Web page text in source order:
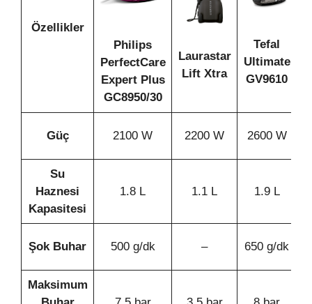
Özellikler
Philips
PerfectCare
Expert Plus
GC8950/30
Laurastar
Lift Xtra
Tefal
Ultimate
GV9610
Güç 2100 W 2200 W 2600 W
Su
Haznesi
Kapasitesi
1.8 L 1.1 L 1.9 L
Şok Buhar 500 g/dk – 650 g/dk
Maksimum